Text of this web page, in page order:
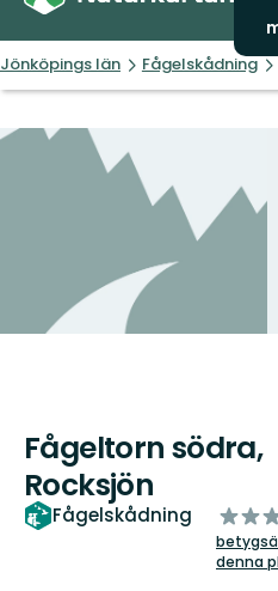
Jönköpings län Fågelskådning
Fågeltorn södra,
Rocksjön
Fågelskådning
av
5
denna